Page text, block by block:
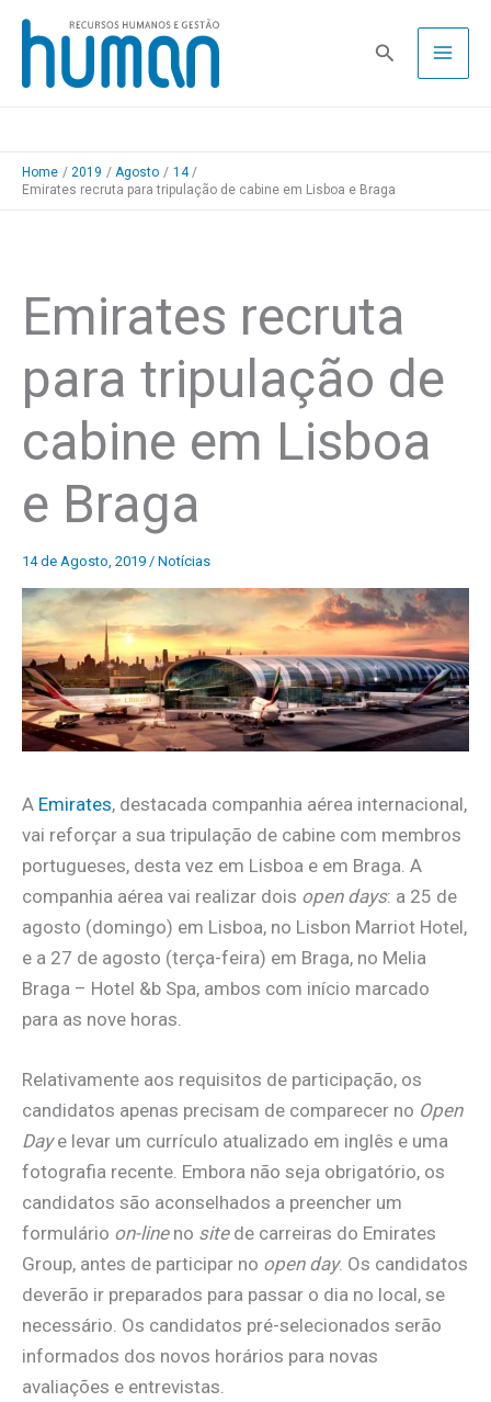
Skip
content
Pesquisa
Home 2019 Agosto
14
Emirates recruta para tripulação de cabine em Lisboa e Braga
Emirates recruta
para tripulação de
cabine em Lisboa
e Braga
14 de Agosto, 2019 / Notícias
A Emirates, destacada companhia aérea internacional,
vai reforçar a sua tripulação de cabine com membros
portugueses, desta vez em Lisboa e em Braga. A
companhia aérea vai realizar dois open days: a 25 de
agosto (domingo) em Lisboa, no Lisbon Marriot Hotel,
e a 27 de agosto (terça-feira) em Braga, no Melia
Braga – Hotel &b Spa, ambos com início marcado
para as nove horas.
Relativamente aos requisitos de participação, os
candidatos apenas precisam de comparecer no Open
Daye levar um currículo atualizado em inglês e uma
fotografia recente. Embora não seja obrigatório, os
candidatos são aconselhados a preencher um
formulário on-lineno sitede carreiras do Emirates
Group, antes de participar no open day. Os candidatos
deverão ir preparados para passar o dia no local, se
necessário. Os candidatos pré-selecionados serão
informados dos novos horários para novas
avaliações e entrevistas.